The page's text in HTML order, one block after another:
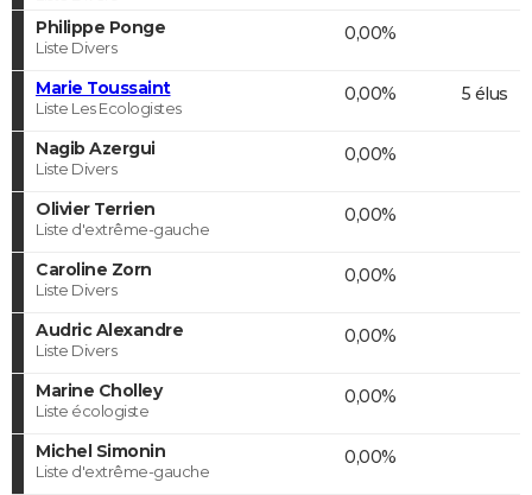
Philippe Ponge
Liste Divers
0,00%
Marie Toussaint
Liste Les Ecologistes
0,00% 5 élus
Nagib Azergui
Liste Divers
0,00%
Olivier Terrien
Liste d'extrême-gauche
0,00%
Caroline Zorn
Liste Divers
0,00%
Audric Alexandre
Liste Divers
0,00%
Marine Cholley
Liste écologiste
0,00%
Michel Simonin
Liste d'extrême-gauche
0,00%